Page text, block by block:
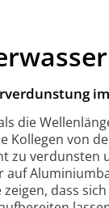
die
Kollegen von
zu ver­dunsten
dass